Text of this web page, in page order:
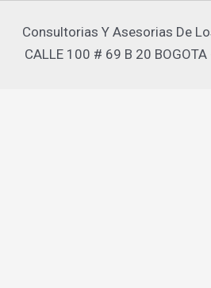
Consultorias Y Asesorias De
CALLE 100 # 69 B 20